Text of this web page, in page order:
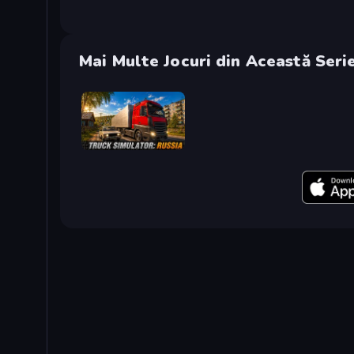
Mai Multe Jocuri din Această
Truck Simulator: Russia